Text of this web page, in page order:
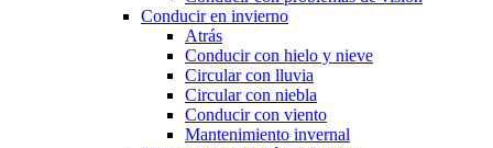
Conducir en invierno
Atrás
Conducir con hielo y nieve
Circular con lluvia
Circular con niebla
Conducir con viento
Mantenimiento invernal